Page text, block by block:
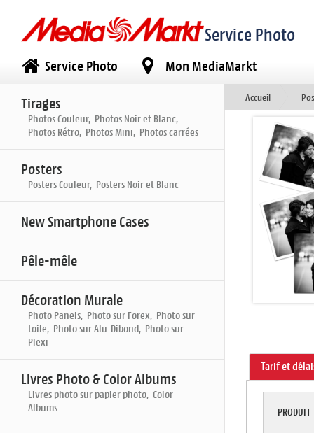
Service Photo
Service Photo Mon MediaMarkt
Tirages
Photos Couleur, Photos Noir et Blanc,
Photos Rétro, Photos Mini, Photos carrées
Posters
Posters Couleur, Posters Noir et Blanc
New Smartphone Cases
Pêle-mêle
Décoration Murale
Photo Panels, Photo sur Forex, Photo sur
toile, Photo sur Alu-Dibond, Photo sur
Plexi
Livres Photo & Color Albums
Livres photo sur papier photo, Color
Albums
Accueil
Tarif et
PRODUIT